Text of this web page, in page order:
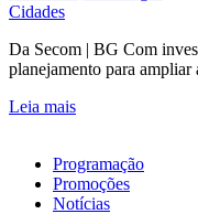
Cidades
Da Secom | BG Com
planejamento para ampliar
Leia mais
Programação
Promoções
Notícias